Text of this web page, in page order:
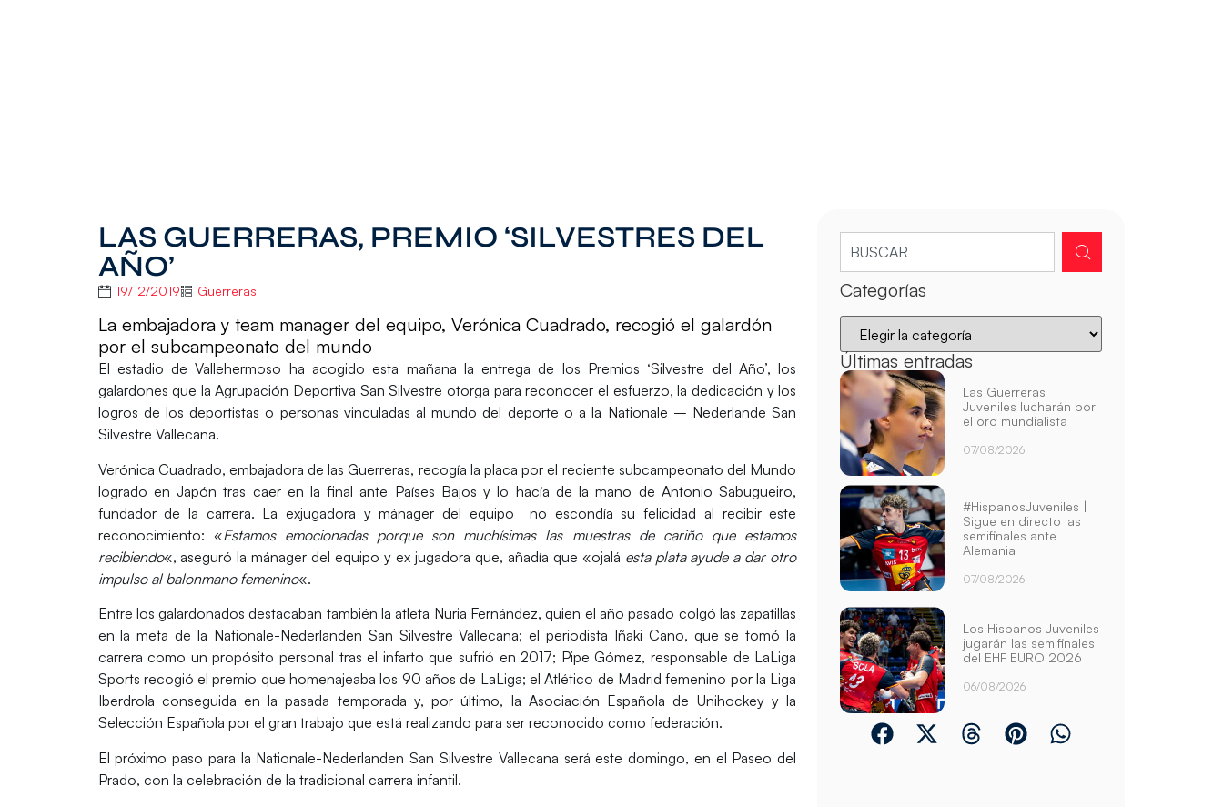
LAS GUERRERAS, PREMIO ‘SILVESTRES DEL
AÑO’
19/12/2019 Guerreras
La embajadora y team manager del equipo, Verónica Cuadrado, recogió el galardón
por el subcampeonato del mundo
El estadio de Vallehermoso ha acogido esta mañana la entrega de los Premios ‘Silvestre del Año’, los
galardones que la Agrupación Deportiva San Silvestre otorga para reconocer el esfuerzo, la dedicación y los
logros de los deportistas o personas vinculadas al mundo del deporte o a la Nationale – Nederlande San
Silvestre Vallecana.
Verónica Cuadrado, embajadora de las Guerreras, recogía la placa por el reciente subcampeonato del Mundo
logrado en Japón tras caer en la final ante Países Bajos y lo hacía de la mano de Antonio Sabugueiro,
fundador de la carrera. La exjugadora y mánager del equipo no escondía su felicidad al recibir este
reconocimiento: «Estamos emocionadas porque son muchísimas las muestras de cariño que estamos
recibiendo«, aseguró la mánager del equipo y ex jugadora que, añadía que «ojalá esta plata ayude a dar otro
impulso al balonmano femenino«.
Entre los galardonados destacaban también la atleta Nuria Fernández, quien el año pasado colgó las zapatillas
en la meta de la Nationale-Nederlanden San Silvestre Vallecana; el periodista Iñaki Cano, que se tomó la
carrera como un propósito personal tras el infarto que sufrió en 2017; Pipe Gómez, responsable de LaLiga
Sports recogió el premio que homenajeaba los 90 años de LaLiga; el Atlético de Madrid femenino por la Liga
Iberdrola conseguida en la pasada temporada y, por último, la Asociación Española de Unihockey y la
Selección Española por el gran trabajo que está realizando para ser reconocido como federación.
El próximo paso para la Nationale-Nederlanden San Silvestre Vallecana será este domingo, en el Paseo del
Prado, con la celebración de la tradicional carrera infantil.
Categorías
Últimas entradas
Las Guerreras
Juveniles lucharán por
el oro mundialista
07/08/2026
#HispanosJuveniles |
Sigue en directo las
semifinales ante
Alemania
07/08/2026
Los Hispanos Juveniles
jugarán las semifinales
del EHF EURO 2026
06/08/2026